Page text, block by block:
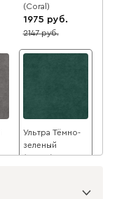
(Coral)
1975
8
2147
Ультра Тёмно-
зеленый
(Forest)